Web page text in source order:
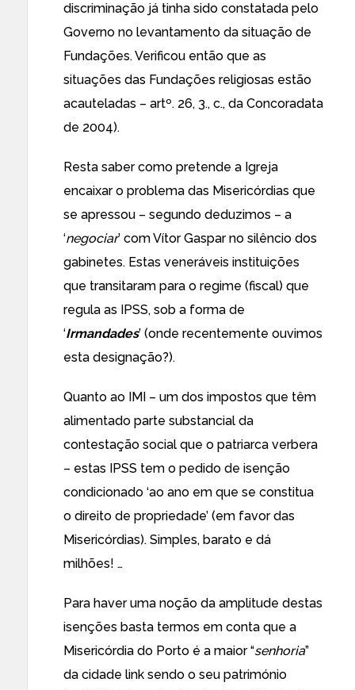
discriminação já tinha sido constatada pelo
Governo no levantamento da situação de
Fundações. Verificou então que as
situações das Fundações religiosas estão
acauteladas – artº. 26, 3., c., da Concoradata
de 2004).
Resta saber como pretende a Igreja
encaixar o problema das Misericórdias que
se apressou – segundo deduzimos – a
‘negociar’ com Vítor Gaspar no silêncio dos
gabinetes. Estas veneráveis instituições
que transitaram para o regime (fiscal) que
regula as IPSS, sob a forma de
‘Irmandades’ (onde recentemente ouvimos
esta designação?).
Quanto ao IMI – um dos impostos que têm
alimentado parte substancial da
contestação social que o patriarca verbera
– estas IPSS tem o pedido de isenção
condicionado ‘ao ano em que se constitua
o direito de propriedade’ (em favor das
Misericórdias). Simples, barato e dá
milhões! …
Para haver uma noção da amplitude destas
isenções basta termos em conta que a
Misericórdia do Porto é a maior “senhoria”
da cidade link sendo o seu património